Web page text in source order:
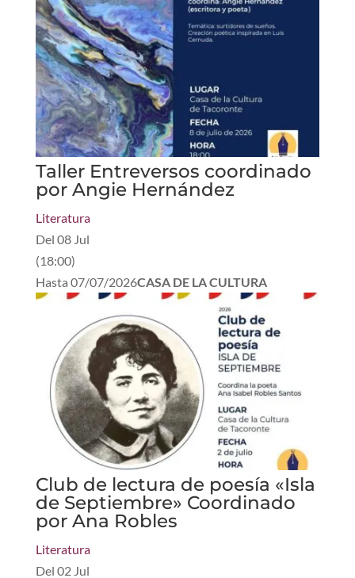
Taller Entreversos coordinado
por Angie Hernández
Literatura
Del 08 Jul
(18:00)
Hasta 07/07/2026CASA DE LA CULTURA
Club de lectura de poesía «Isla
de Septiembre» Coordinado
por Ana Robles
Literatura
Del 02 Jul